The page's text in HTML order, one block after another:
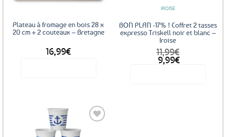
Plateau à fromage en bois 28 x
20 cm + 2 couteaux – Bretagne
16,99€
IROISE
BON PLAN -17% ! Coffret 2 tasses
expresso Triskell noir et blanc –
Iroise
11,99€
Le
prix
9,99€
Le
prix